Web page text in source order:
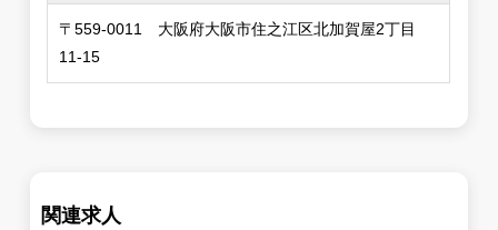
〒559-0011 大阪府大阪市住之江区北加賀屋2丁目
11-15
関連求人